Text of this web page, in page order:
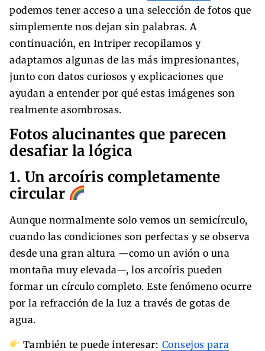
podemos tener acceso a una selección de fotos que
simplemente nos dejan sin palabras. A
continuación, en Intriper recopilamos y
adaptamos algunas de las más impresionantes,
junto con datos curiosos y explicaciones que
ayudan a entender por qué estas imágenes son
realmente asombrosas.
Fotos alucinantes que parecen
desafiar la lógica
1. Un arcoíris completamente
circular
Aunque normalmente solo vemos un semicírculo,
cuando las condiciones son perfectas y se observa
desde una gran altura —como un avión o una
montaña muy elevada—, los arcoíris pueden
formar un círculo completo. Este fenómeno ocurre
por la refracción de la luz a través de gotas de
agua.
También te puede interesar: Consejos para